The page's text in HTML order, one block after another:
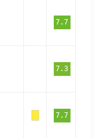
7.7
7.3
7.7